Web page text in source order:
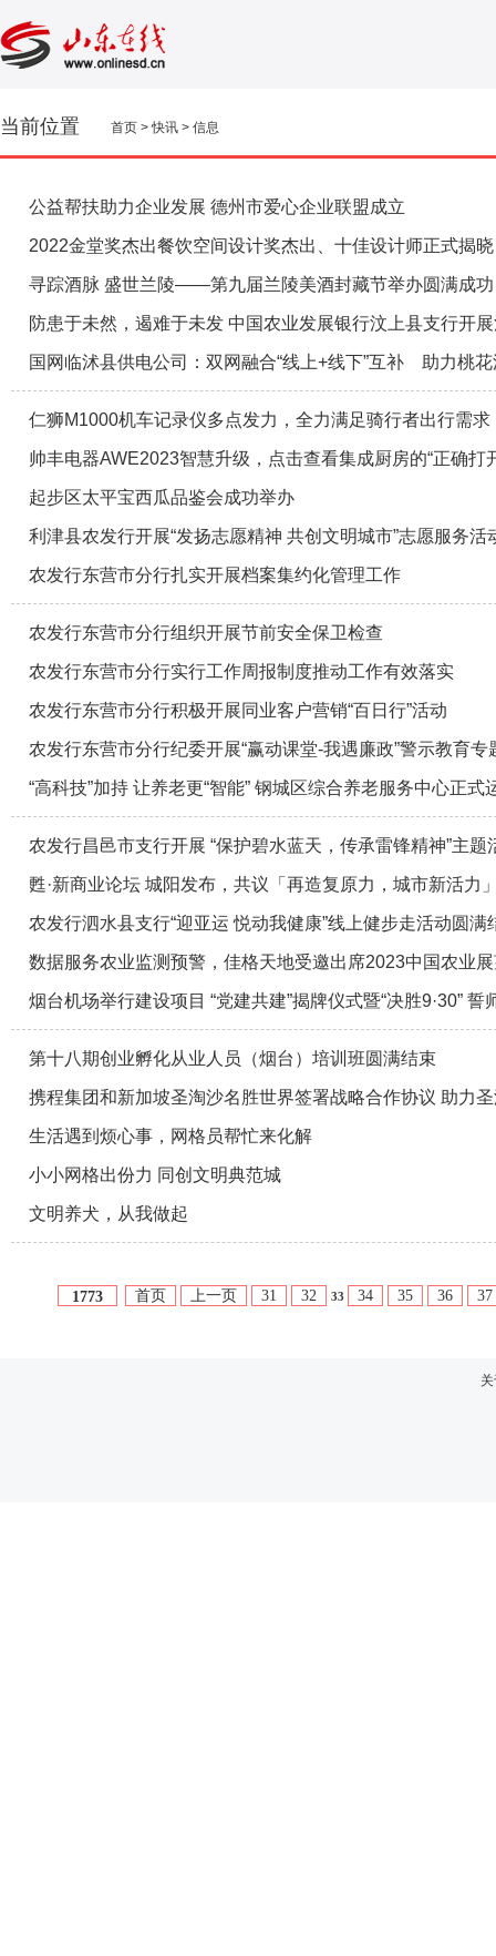
当前位置 首页 >快讯 > 信息
公益帮扶助力企业发展 德州市爱心企业联盟成立
2022金堂奖杰出餐饮空间设计奖杰出、十佳设计师正式揭
寻踪酒脉 盛世兰陵——第九届兰陵美酒封藏节举办圆满成功
防患于未然，遏难于未发 中国农业发展银行汶上县支行开
国网临沭县供电公司：双网融合“线上+线下”互补 助力桃
仁狮M1000机车记录仪多点发力，全力满足骑行者出行需求
帅丰电器AWE2023智慧升级，点击查看集成厨房的“正确打
起步区太平宝西瓜品鉴会成功举办
利津县农发行开展“发扬志愿精神 共创文明城市”志愿服务活
农发行东营市分行扎实开展档案集约化管理工作
农发行东营市分行组织开展节前安全保卫检查
农发行东营市分行实行工作周报制度推动工作有效落实
农发行东营市分行积极开展同业客户营销“百日行”活动
农发行东营市分行纪委开展“赢动课堂-我遇廉政”警示教育专
“高科技”加持 让养老更“智能” 钢城区综合养老服务中心正式
农发行昌邑市支行开展 “保护碧水蓝天，传承雷锋精神”主题
甦·新商业论坛 城阳发布，共议「再造复原力，城市新活力
农发行泗水县支行“迎亚运 悦动我健康”线上健步走活动圆满
数据服务农业监测预警，佳格天地受邀出席2023中国农业
烟台机场举行建设项目 “党建共建”揭牌仪式暨“决胜9·30” 誓
第十八期创业孵化从业人员（烟台）培训班圆满结束
携程集团和新加坡圣淘沙名胜世界签署战略合作协议 助力
生活遇到烦心事，网格员帮忙来化解
小小网格出份力 同创文明典范城
文明养犬，从我做起
1773 首页 上一页 31 32 33 34 35 36 37